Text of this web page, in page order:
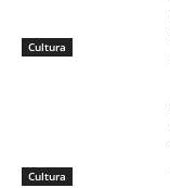
Cultura
Cultura